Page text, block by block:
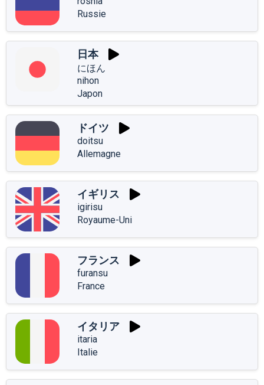
Russie
日本
にほん
nihon
Japon
ドイツ
doitsu
Allemagne
イギリス
igirisu
Royaume-Uni
フランス
furansu
France
イタリア
itaria
Italie